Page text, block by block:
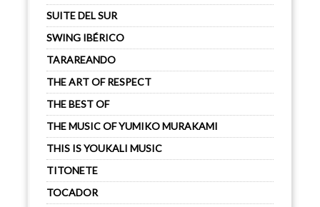
SUITE DEL SUR
SWING IBÉRICO
TARAREANDO
THE ART OF RESPECT
THE BEST OF
THE MUSIC OF YUMIKO MURAKAMI
THIS IS YOUKALI MUSIC
TITONETE
TOCADOR